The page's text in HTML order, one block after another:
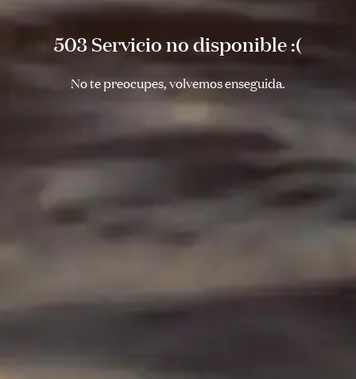
503 Servicio no disponible :(
No te preocupes, volvemos enseguida.